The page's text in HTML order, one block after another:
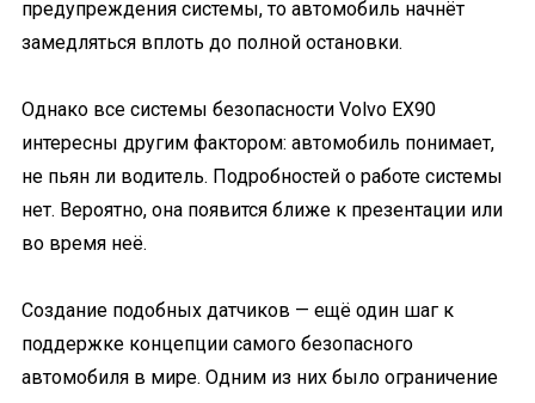
предупреждения системы, то автомобиль начнёт
замедляться вплоть до полной остановки.
Однако все системы безопасности Volvo EX90
интересны другим фактором: автомобиль понимает,
не пьян ли водитель. Подробностей о работе системы
нет. Вероятно, она появится ближе к презентации или
во время неё.
Создание подобных датчиков — ещё один шаг к
поддержке концепции самого безопасного
автомобиля в мире. Одним из них было ограничение